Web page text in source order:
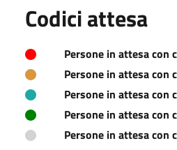
Codici attesa
Persone in attesa con
Persone in attesa con
Persone in attesa con
Persone in attesa con
Persone in attesa con